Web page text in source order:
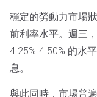
穩定的勞動力市場
前利率水平。週三
4.25%-4.50% 的水
息。
與此同時，市場普